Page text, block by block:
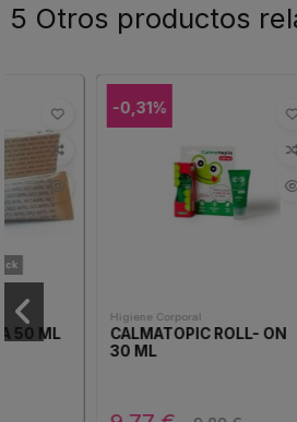
5 Otros productos
-0,31%
Higiene Corporal
CALMATOPIC ROLL- ON